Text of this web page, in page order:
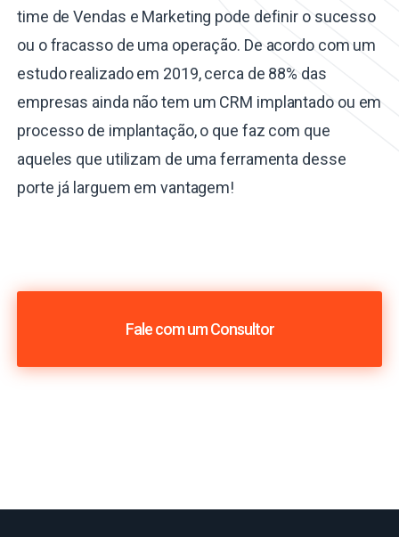
time de Vendas e Marketing pode definir o sucesso
ou o fracasso de uma operação. De acordo com um
estudo realizado em 2019, cerca de 88% das
empresas ainda não tem um CRM implantado ou em
processo de implantação, o que faz com que
aqueles que utilizam de uma ferramenta desse
porte já larguem em vantagem!
Fale com um Consultor